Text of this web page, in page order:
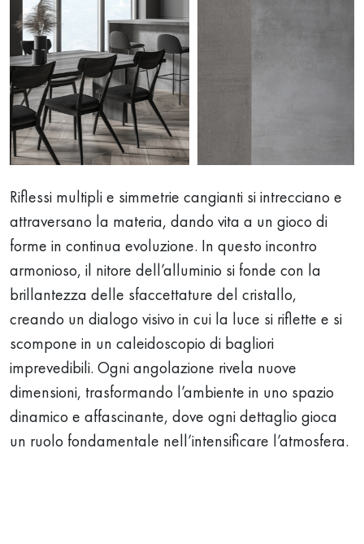
Riflessi multipli e simmetrie cangianti si intrecciano e
attraversano la materia, dando vita a un gioco di
forme in continua evoluzione. In questo incontro
armonioso, il nitore dell’alluminio si fonde con la
brillantezza delle sfaccettature del cristallo,
creando un dialogo visivo in cui la luce si riflette e si
scompone in un caleidoscopio di bagliori
imprevedibili. Ogni angolazione rivela nuove
dimensioni, trasformando l’ambiente in uno spazio
dinamico e affascinante, dove ogni dettaglio gioca
un ruolo fondamentale nell’intensificare l’atmosfera.